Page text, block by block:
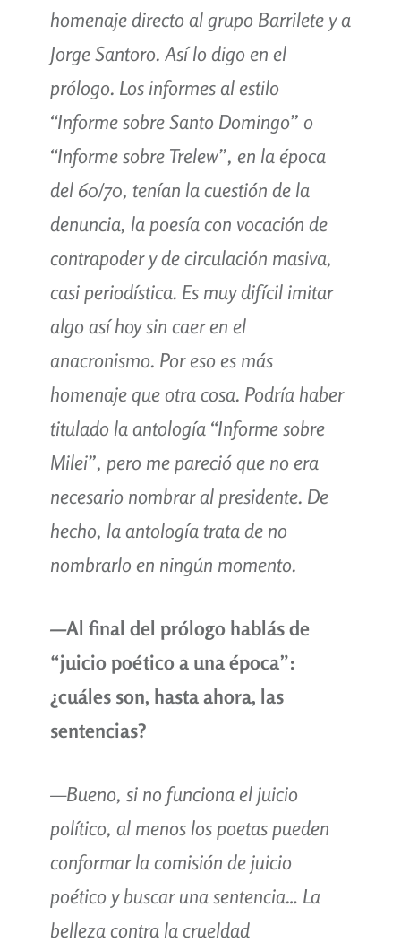
homenaje directo al grupo Barrilete y a
Jorge Santoro. Así lo digo en el
prólogo. Los informes al estilo
“Informe sobre Santo Domingo” o
“Informe sobre Trelew”, en la época
del 60/70, tenían la cuestión de la
denuncia, la poesía con vocación de
contrapoder y de circulación masiva,
casi periodística. Es muy difícil imitar
algo así hoy sin caer en el
anacronismo. Por eso es más
homenaje que otra cosa. Podría haber
titulado la antología “Informe sobre
Milei”, pero me pareció que no era
necesario nombrar al presidente. De
hecho, la antología trata de no
nombrarlo en ningún momento.
—Al final del prólogo hablás de
“juicio poético a una época”:
¿cuáles son, hasta ahora, las
sentencias?
—Bueno, si no funciona el juicio
político, al menos los poetas pueden
conformar la comisión de juicio
poético y buscar una sentencia… La
belleza contra la crueldad